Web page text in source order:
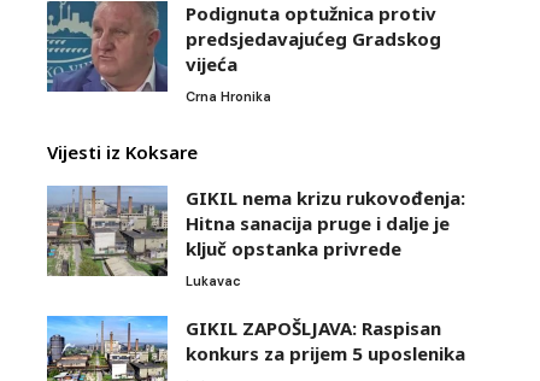
Podignuta optužnica protiv
predsjedavajućeg Gradskog
vijeća
Crna Hronika
Vijesti iz Koksare
GIKIL nema krizu rukovođenja:
Hitna sanacija pruge i dalje je
ključ opstanka privrede
Lukavac
GIKIL ZAPOŠLJAVA: Raspisan
konkurs za prijem 5 uposlenika